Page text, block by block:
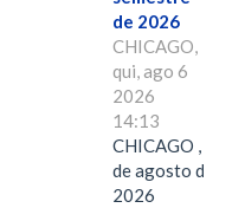
de 2026
CHICAGO,
qui, ago 6
2026
14:13
CHICAGO , 6
de agosto de
2026